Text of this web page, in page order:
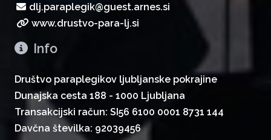
dlj.paraplegik@guest.arnes.si
www.drustvo-para-lj.si
Info
Društvo paraplegikov ljubljanske pokrajine
Dunajska cesta 188 - 1000 Ljubljana
Transakcijski račun: SI56 6100 0001 8731 144
Davčna številka: 92039456